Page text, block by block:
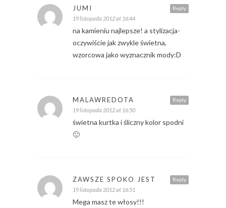
Reply
JUMI
19 listopada 2012 at 16:44
na kamieniu najlepsze! a stylizacja-
oczywiście jak zwykle świetna,
wzorcowa jako wyznacznik mody:D
Reply
MALAWREDOTA
19 listopada 2012 at 16:50
świetna kurtka i śliczny kolor spodni
🙂
Reply
ZAWSZE SPOKO JEST
19 listopada 2012 at 16:51
Mega masz te włosy!!!